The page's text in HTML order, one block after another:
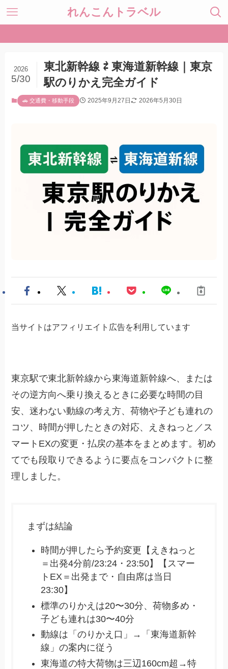
れんこんトラベル
東北新幹線 ⇄ 東海道新幹線｜東京
駅のりかえ完全ガイド
2026
5/30
🚗 交通費・移動手段 2025年9月27日 2026年5月30日
当サイトはアフィリエイト広告を利用しています
東京駅で東北新幹線から東海道新幹線へ、または
その逆方向へ乗り換えるときに必要な時間の目
安、迷わない動線の考え方、荷物や子ども連れの
コツ、時間が押したときの対応、えきねっと／ス
マートEXの変更・払戻の基本をまとめます。初め
てでも段取りできるように要点をコンパクトに整
理しました。
まずは結論
時間が押したら予約変更【えきねっと
＝出発4分前/23:24・23:50】【スマー
トEX＝出発まで・自由席は当日
23:30】
標準のりかえは20〜30分、荷物多め・
子ども連れは30〜40分
動線は「のりかえ口」→「東海道新幹
線」の案内に従う
東海道の特大荷物は三辺160cm超→特